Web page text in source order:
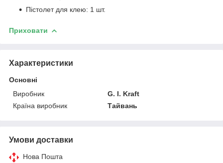
Пістолет для клею: 1 шт.
Приховати
Характеристики
Основні
Виробник
G. I. Kraft
Країна виробник
Тайвань
Умови доставки
Нова Пошта